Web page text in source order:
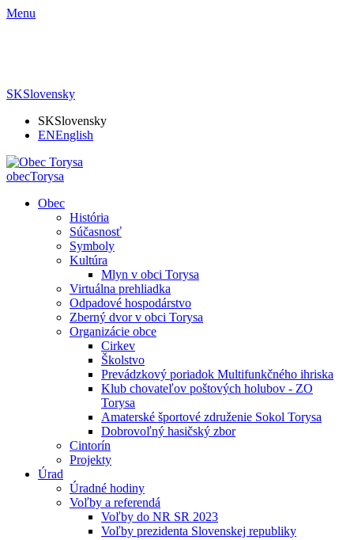
Menu
SKSlovensky
SKSlovensky
ENEnglish
obecTorysa
Obec
História
Súčasnosť
Symboly
Kultúra
Mlyn v obci Torysa
Virtuálna prehliadka
Odpadové hospodárstvo
Zberný dvor v obci Torysa
Organizácie obce
Cirkev
Školstvo
Prevádzkový poriadok Multifunkčného ihriska
Klub chovateľov poštových holubov - ZO
Torysa
Amaterské športové združenie Sokol Torysa
Dobrovoľný hasičský zbor
Cintorín
Projekty
Úrad
Úradné hodiny
Voľby a referendá
Voľby do NR SR 2023
Voľby prezidenta Slovenskej republiky